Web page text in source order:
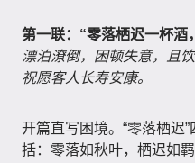
第一联：“零落栖迟一杯酒
漂泊潦倒，困顿失意，且
祝愿客人长寿安康。
开篇直写困境。“零落栖迟
括：零落如秋叶，栖迟如